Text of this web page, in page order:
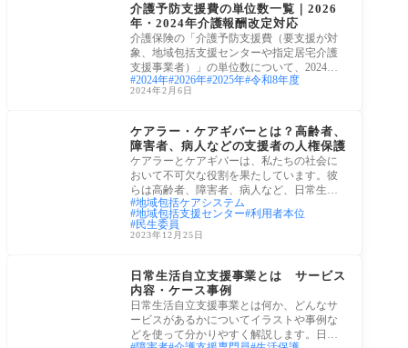
介護予防支援費の単位数一覧｜2026
年・2024年介護報酬改定対応
介護保険の「介護予防支援費（要支援が対
象、地域包括支援センターや指定居宅介護
支援事業者）」の単位数について、2024年4
月1日の
2024年 2026年 2025年 令和8年度
2024年2月6日
ケアラー・ケアギバーとは？高齢者、
障害者、病人などの支援者の人権保護
ケアラーとケアギバーは、私たちの社会に
おいて不可欠な役割を果たしています。彼
らは高齢者、障害者、病人など、日常生活
で支援
地域包括ケアシステム
地域包括支援センター 利用者本位
民生委員
2023年12月25日
日常生活自立支援事業とは サービス
内容・ケース事例
日常生活自立支援事業とは何か、どんなサ
ービスがあるかについてイラストや事例な
どを使って分かりやすく解説します。日常